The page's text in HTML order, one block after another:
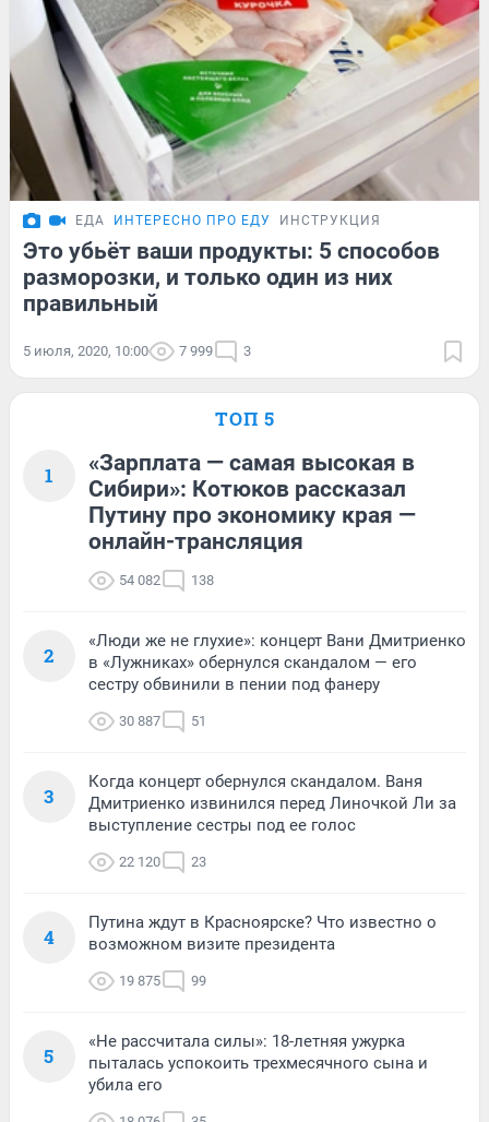
ЕДА ИНТЕРЕСНО ПРО ЕДУ ИНСТРУКЦИЯ
Это убьёт ваши продукты: 5 способов
разморозки, и только один из них
правильный
5 июля, 2020, 10:00 7 999 3
ТОП 5
1
«Зарплата — самая высокая в
Сибири»: Котюков рассказал
Путину про экономику края —
онлайн-трансляция
54 082 138
2
«Люди же не глухие»: концерт Вани Дмитриенко
в «Лужниках» обернулся скандалом — его
сестру обвинили в пении под фанеру
30 887 51
3
Когда концерт обернулся скандалом. Ваня
Дмитриенко извинился перед Линочкой Ли за
выступление сестры под ее голос
22 120 23
4
Путина ждут в Красноярске? Что известно о
возможном визите президента
19 875 99
5
«Не рассчитала силы»: 18-летняя ужурка
пыталась успокоить трехмесячного сына и
убила его